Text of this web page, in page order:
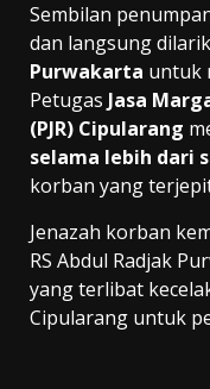
Sembilan
dan langsung
Purwakarta untuk
Petugas Jasa
(PJR) Cipularang
selama lebih dari
korban yang
Jenazah korban
RS Abdul Radjak
yang terlibat
Cipularang untuk